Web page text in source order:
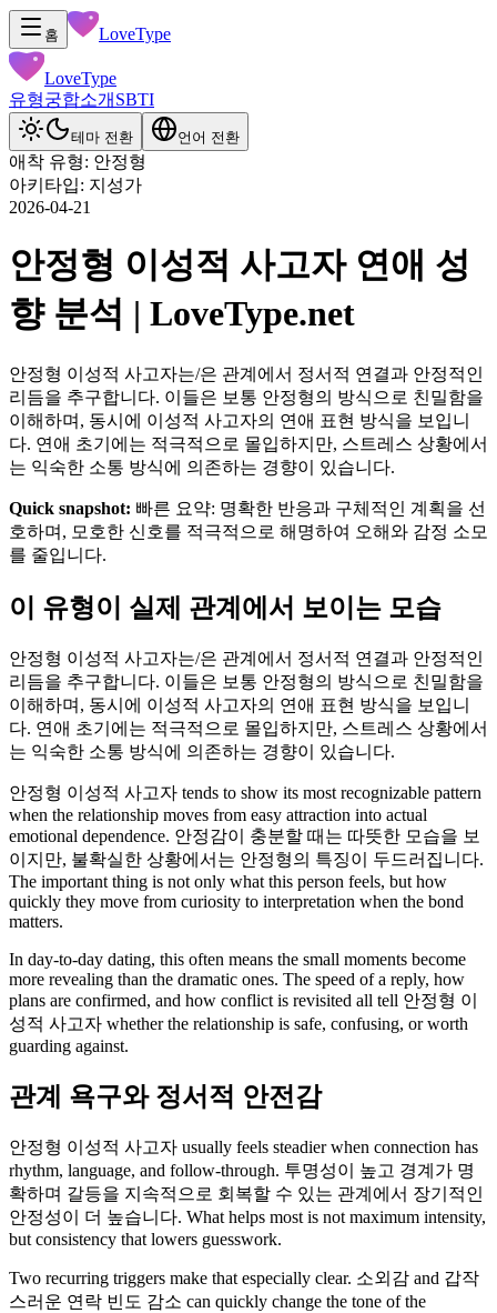
홈 LoveType
LoveType
유형궁합소개 SBTI
테마 전환 언어 전환
애착 유형: 안정형
아키타입: 지성가
2026-04-21
안정형 이성적 사고자 연애 성
향 분석 | LoveType.net
안정형 이성적 사고자는/은 관계에서 정서적 연결과 안정적인
리듬을 추구합니다. 이들은 보통 안정형의 방식으로 친밀함을
이해하며, 동시에 이성적 사고자의 연애 표현 방식을 보입니
다. 연애 초기에는 적극적으로 몰입하지만, 스트레스 상황에서
는 익숙한 소통 방식에 의존하는 경향이 있습니다.
Quick snapshot: 빠른 요약: 명확한 반응과 구체적인 계획을 선
호하며, 모호한 신호를 적극적으로 해명하여 오해와 감정 소모
를 줄입니다.
이 유형이 실제 관계에서 보이는 모습
안정형 이성적 사고자는/은 관계에서 정서적 연결과 안정적인
리듬을 추구합니다. 이들은 보통 안정형의 방식으로 친밀함을
이해하며, 동시에 이성적 사고자의 연애 표현 방식을 보입니
다. 연애 초기에는 적극적으로 몰입하지만, 스트레스 상황에서
는 익숙한 소통 방식에 의존하는 경향이 있습니다.
안정형 이성적 사고자 tends to show its most recognizable pattern
when the relationship moves from easy attraction into actual
emotional dependence. 안정감이 충분할 때는 따뜻한 모습을 보
이지만, 불확실한 상황에서는 안정형의 특징이 두드러집니다.
The important thing is not only what this person feels, but how
quickly they move from curiosity to interpretation when the bond
matters.
In day-to-day dating, this often means the small moments become
more revealing than the dramatic ones. The speed of a reply, how
plans are confirmed, and how conflict is revisited all tell 안정형 이
성적 사고자 whether the relationship is safe, confusing, or worth
guarding against.
관계 욕구와 정서적 안전감
안정형 이성적 사고자 usually feels steadier when connection has
rhythm, language, and follow-through. 투명성이 높고 경계가 명
확하며 갈등을 지속적으로 회복할 수 있는 관계에서 장기적인
안정성이 더 높습니다. What helps most is not maximum intensity,
but consistency that lowers guesswork.
Two recurring triggers make that especially clear. 소외감 and 갑작
스러운 연락 빈도 감소 can quickly change the tone of the